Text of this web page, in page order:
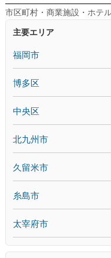
市区町村・商業施設・ホテ
主要エリア
福岡市
博多区
中央区
北九州市
久留米市
糸島市
太宰府市